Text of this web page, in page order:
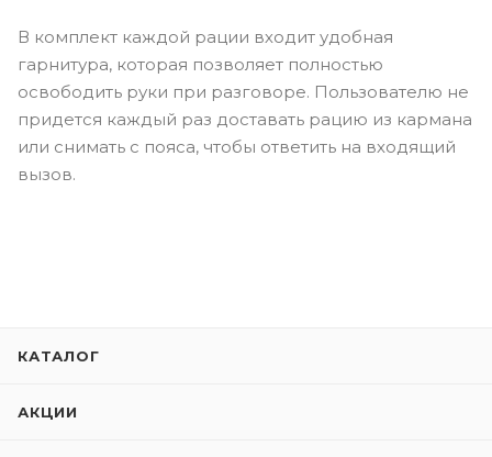
В комплект каждой рации входит удобная
гарнитура, которая позволяет полностью
освободить руки при разговоре. Пользователю не
придется каждый раз доставать рацию из кармана
или снимать с пояса, чтобы ответить на входящий
вызов.
КАТАЛОГ
АКЦИИ